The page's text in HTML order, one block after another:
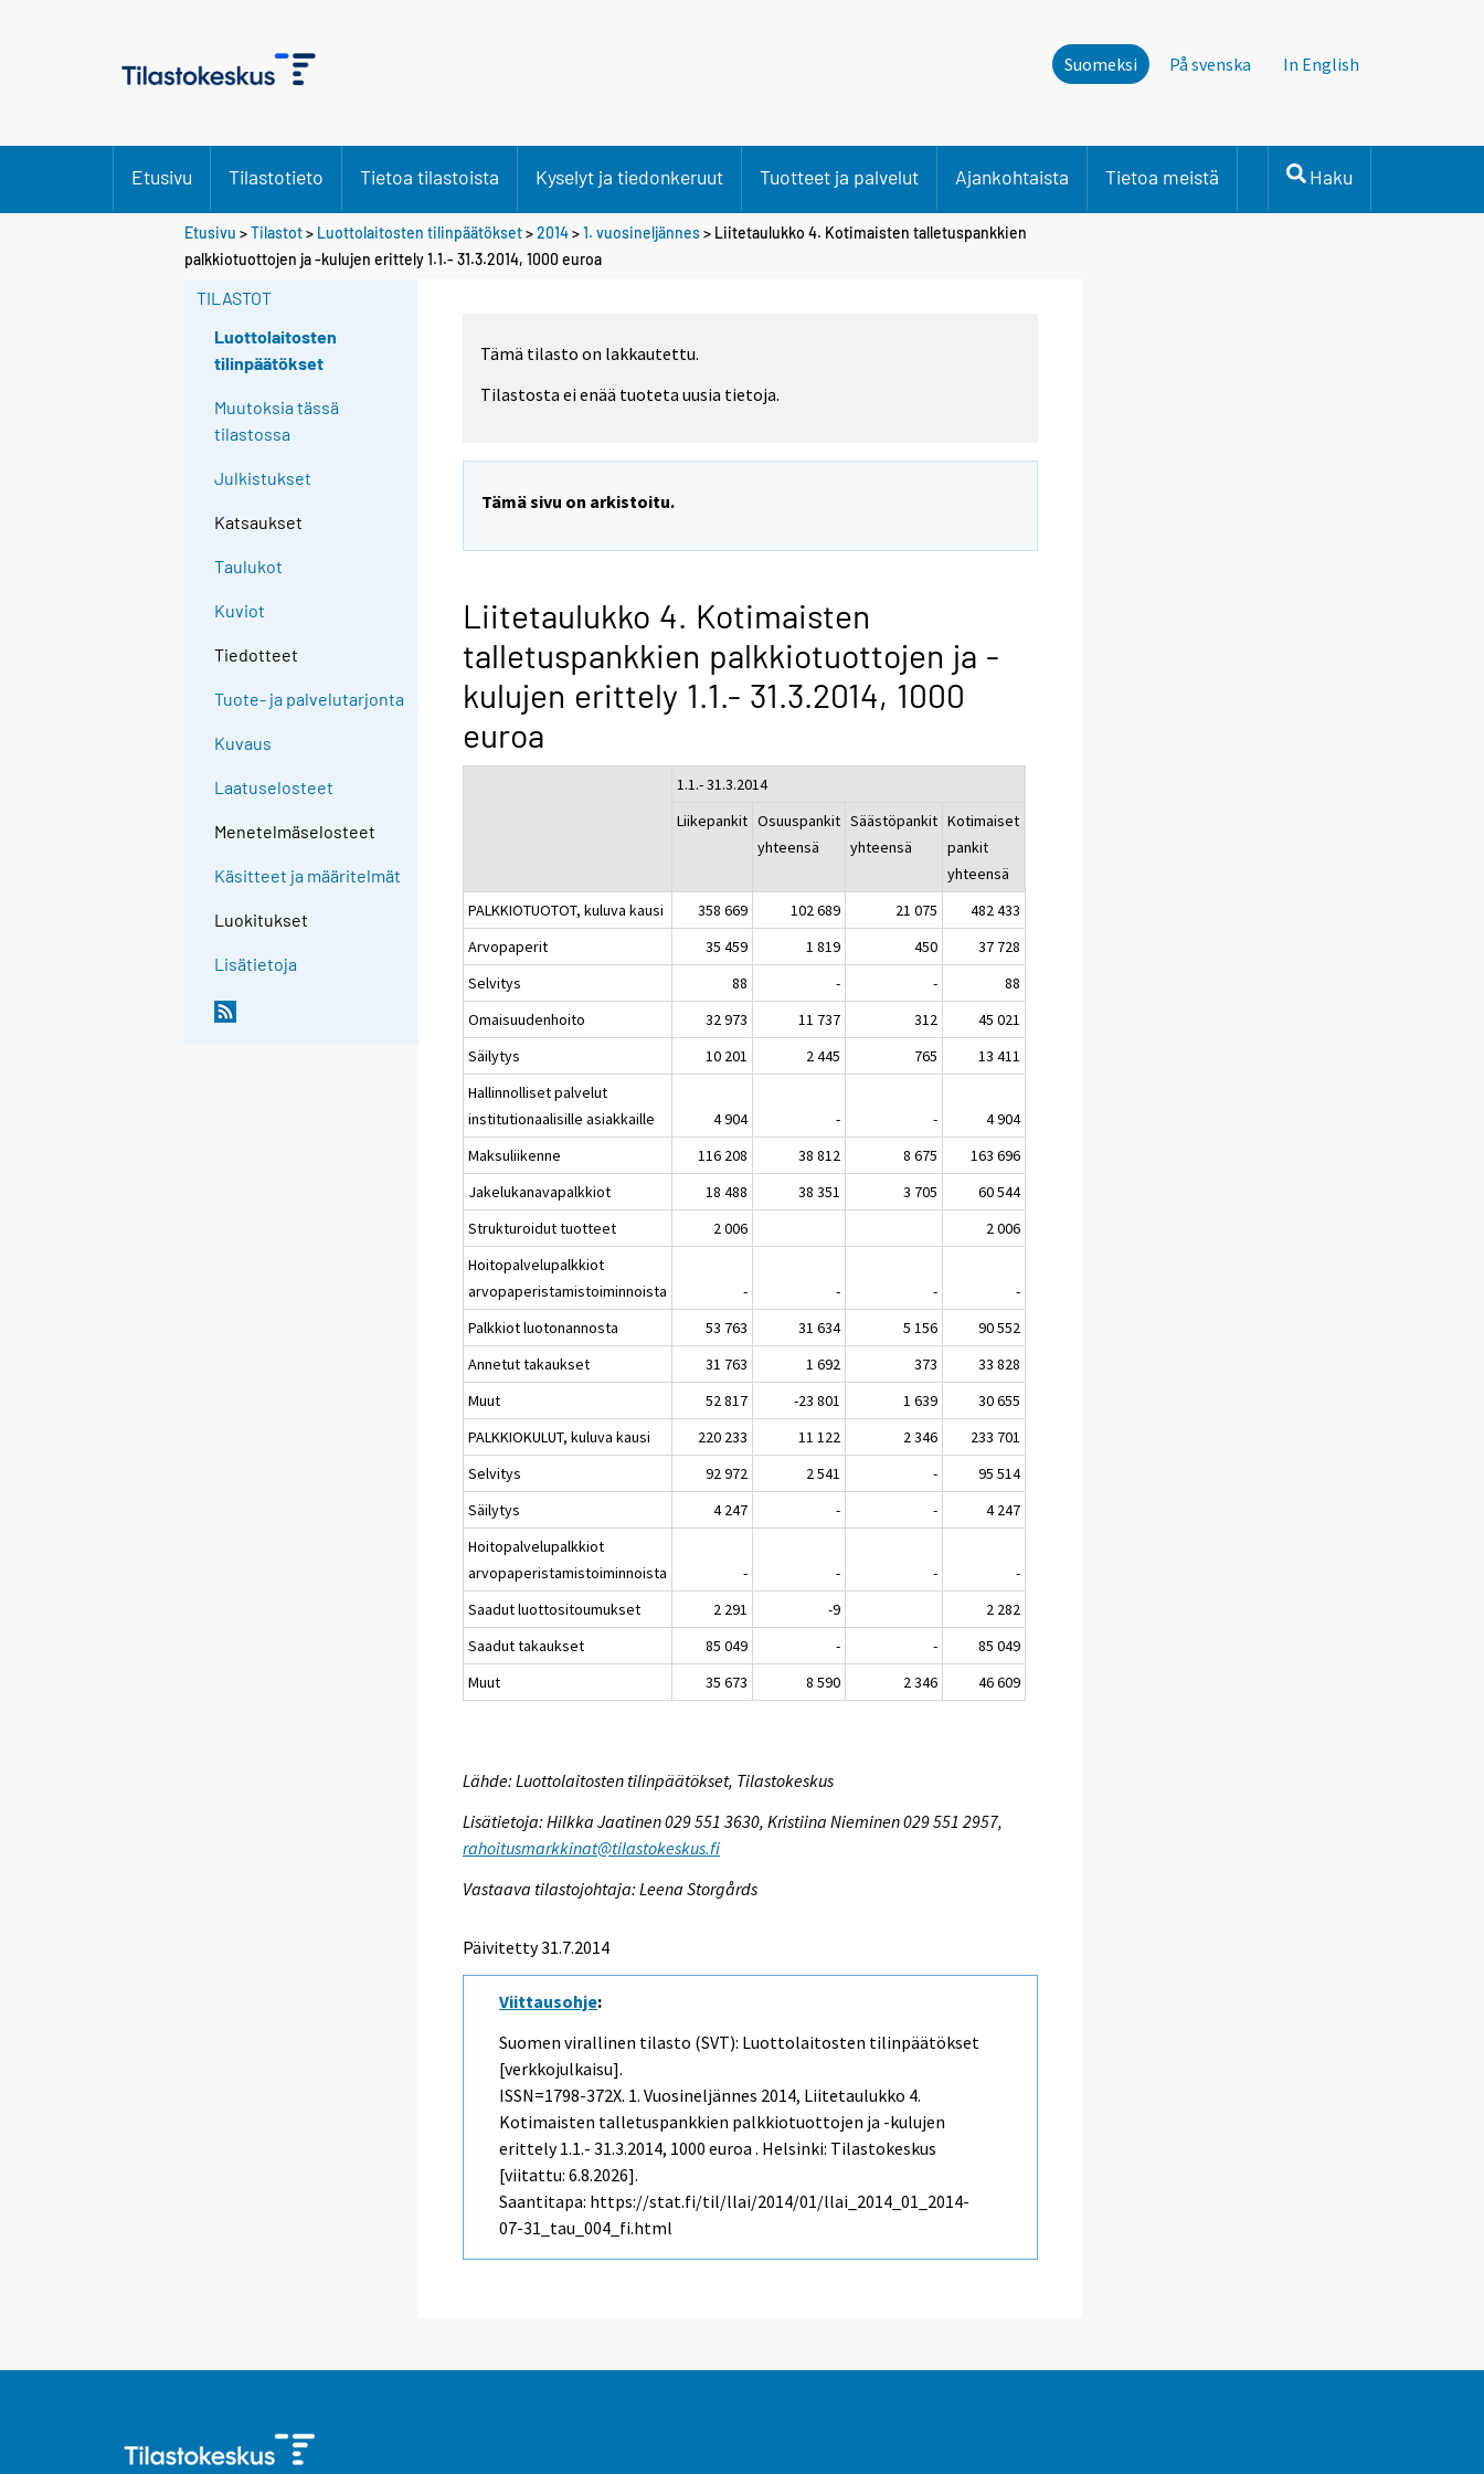
Suomeksi På svenska In English
Etusivu Tilastotieto Tietoa tilastoista Kyselyt ja tiedonkeruut Tuotteet ja palvelut Ajankohtaista Tietoa meistä Haku
Etusivu >Tilastot> Luottolaitosten tilinpäätökset>2014>1. vuosineljännes> Liitetaulukko 4. Kotimaisten talletuspankkien
palkkiotuottojen ja -kulujen erittely 1.1.- 31.3.2014, 1000 euroa
TILASTOT
Luottolaitosten
tilinpäätökset
Muutoksia tässä
tilastossa
Julkistukset
Katsaukset
Taulukot
Kuviot
Tiedotteet
Tuote- ja palvelutarjonta
Kuvaus
Laatuselosteet
Menetelmäselosteet
Käsitteet ja määritelmät
Luokitukset
Lisätietoja
Tämä tilasto on lakkautettu.
Tilastosta ei enää tuoteta uusia tietoja.
Tämä sivu on arkistoitu.
Liitetaulukko 4. Kotimaisten
talletuspankkien palkkiotuottojen ja -
kulujen erittely 1.1.- 31.3.2014, 1000
euroa
1.1.- 31.3.2014
Liikepankit Osuuspankit
yhteensä
Säästöpankit
yhteensä
Kotimaiset
pankit
yhteensä
PALKKIOTUOTOT, kuluva kausi
358 669 102 689 21 075
482 433
Arvopaperit
35 459 1 819 450
37 728
Selvitys
88 - -
88
Omaisuudenhoito
32 973 11 737 312
45 021
Säilytys
10 201 2 445 765
13 411
Hallinnolliset palvelut
institutionaalisille asiakkaille
4 904 - -
4 904
Maksuliikenne
116 208 38 812 8 675
163 696
Jakelukanavapalkkiot
18 488 38 351 3 705
60 544
Strukturoidut tuotteet
2 006
2 006
Hoitopalvelupalkkiot
arvopaperistamistoiminnoista
- - -
-
Palkkiot luotonannosta
53 763 31 634 5 156
90 552
Annetut takaukset
31 763 1 692 373
33 828
Muut
52 817 -23 801 1 639
30 655
PALKKIOKULUT, kuluva kausi
220 233 11 122 2 346
233 701
Selvitys
92 972 2 541 -
95 514
Säilytys
4 247 - -
4 247
Hoitopalvelupalkkiot
arvopaperistamistoiminnoista
- - -
-
Saadut luottositoumukset
2 291 -9
2 282
Saadut takaukset
85 049 - -
85 049
Muut
35 673 8 590 2 346 46 609
Lähde: Luottolaitosten tilinpäätökset, Tilastokeskus
Lisätietoja: Hilkka Jaatinen 029 551 3630, Kristiina Nieminen 029 551 2957,
rahoitusmarkkinat@tilastokeskus.fi
Vastaava tilastojohtaja: Leena Storgårds
Päivitetty 31.7.2014
Viittausohje:
Suomen virallinen tilasto (SVT): Luottolaitosten tilinpäätökset
[verkkojulkaisu].
ISSN=1798-372X. 1. Vuosineljännes 2014, Liitetaulukko 4.
Kotimaisten talletuspankkien palkkiotuottojen ja -kulujen
erittely 1.1.- 31.3.2014, 1000 euroa . Helsinki: Tilastokeskus
[viitattu: 6.8.2026].
Saantitapa: https://stat.fi/til/llai/2014/01/llai_2014_01_2014-
07-31_tau_004_fi.html